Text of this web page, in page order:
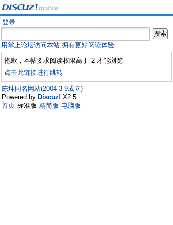
登录
用掌上论坛访问本站,拥有更好阅读体验
抱歉，本帖要求阅读权限高于 2 才能浏览
点击此链接进行跳转
陈坤同名网站(2004-3-9成立)
Powered by Discuz! X2.5
首页 标准版 精简版 电脑版